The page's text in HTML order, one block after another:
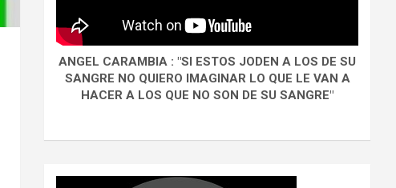
ANGEL CARAMBIA : "SI ESTOS JODEN A LOS DE SU
SANGRE NO QUIERO IMAGINAR LO QUE LE VAN A
HACER A LOS QUE NO SON DE SU SANGRE"